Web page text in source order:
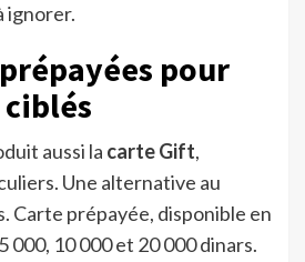
ignorer.
pour
ciblés
aussi la carte Gift,
Une alternative au
Carte prépayée, disponible en
000, 10 000 et 20 000 dinars.